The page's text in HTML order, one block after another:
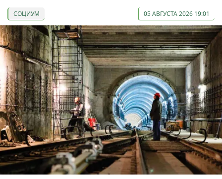
СОЦИУМ 05 АВГУСТА 2026 19:01